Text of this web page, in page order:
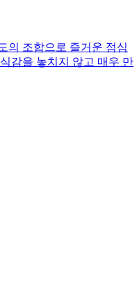
의 조합으로 즐거운 점심
감을 놓치지 않고 매우 만